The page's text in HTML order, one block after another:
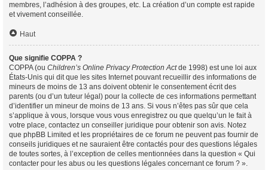
membres, l’adhésion à des groupes, etc. La création d’un compte est rapide
et vivement conseillée.
Haut
Que signifie COPPA ?
COPPA (ou Children’s Online Privacy Protection Actde 1998) est une loi aux
États-Unis qui dit que les sites Internet pouvant recueillir des informations de
mineurs de moins de 13 ans doivent obtenir le consentement écrit des
parents (ou d’un tuteur légal) pour la collecte de ces informations permettant
d’identifier un mineur de moins de 13 ans. Si vous n’êtes pas sûr que cela
s’applique à vous, lorsque vous vous enregistrez ou que quelqu’un le fait à
votre place, contactez un conseiller juridique pour obtenir son avis. Notez
que phpBB Limited et les propriétaires de ce forum ne peuvent pas fournir de
conseils juridiques et ne sauraient être contactés pour des questions légales
de toutes sortes, à l’exception de celles mentionnées dans la question « Qui
contacter pour les abus ou les questions légales concernant ce forum ? ».